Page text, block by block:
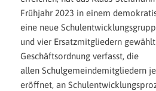
Frühjahr 2023 in einem
eine neue
und vier Ersatzmitgliedern
Geschäftsordnung verfasst, die
allen Schulgemeindemitgliedern
eröffnet, an